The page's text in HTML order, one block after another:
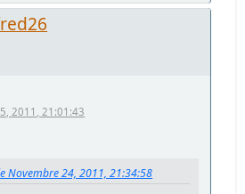
2011, 21:01:43
Novembre 24, 2011, 21:34:58